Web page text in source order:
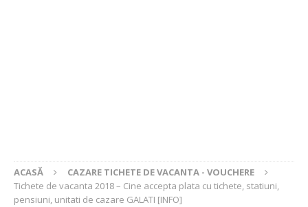
ACASĂ
CAZARE TICHETE DE VACANTA - VOUCHERE
Tichete de vacanta 2018 – Cine accepta plata cu tichete, statiuni,
pensiuni, unitati de cazare GALATI [INFO]